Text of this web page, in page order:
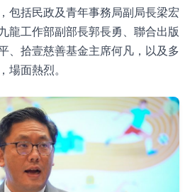
包括民政及青年事務局副局長梁宏
龍工作部副部長郭長勇、聯合出版
、拾壹慈善基金主席何凡，以及多
場面熱烈。